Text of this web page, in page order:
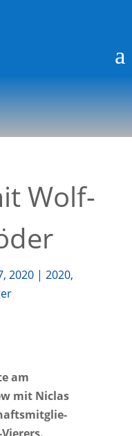
a
Wolf-
2020| 2020,
am
mit Nic­las